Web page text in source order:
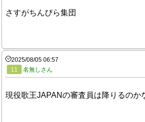
さすがちんぴら集団
2025/08/05 06:57
11
名無しさん
現役歌王JAPANの審査員は降りるのか